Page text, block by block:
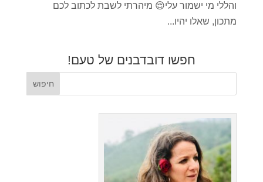
והללי מי ישמור עלי😌 מיהרתי לשבת לכתוב לכם
מתכון, שאלו יהיו...
חפשו דובדבנים של טעם!